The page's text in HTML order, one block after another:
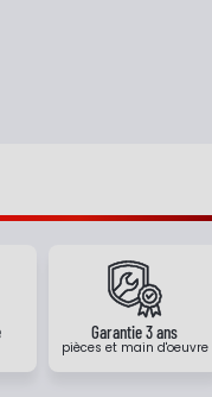
Garantie 3 ans
pièces et main d'oeuvre